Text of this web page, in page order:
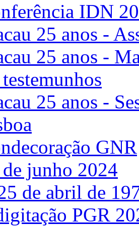
IDN
25 anos -
25 anos -
25 anos -
GNR
junho 2024
de abril de
PGR